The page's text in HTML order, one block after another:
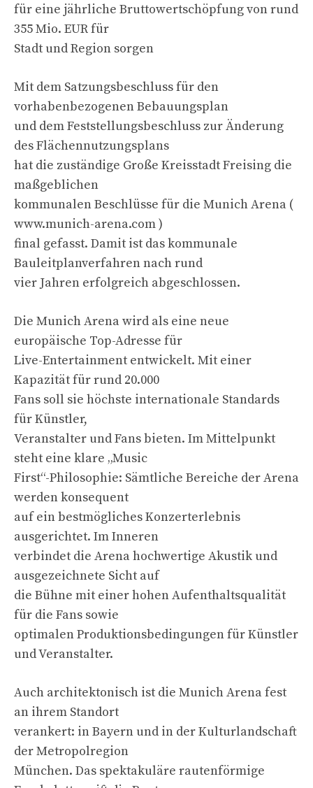
für eine jährliche Bruttowertschöpfung von rund
355 Mio. EUR für
Stadt und Region sorgen
Mit dem Satzungsbeschluss für den
vorhabenbezogenen Bebauungsplan
und dem Feststellungsbeschluss zur Änderung
des Flächennutzungsplans
hat die zuständige Große Kreisstadt Freising die
maßgeblichen
kommunalen Beschlüsse für die Munich Arena (
www.munich-arena.com )
final gefasst. Damit ist das kommunale
Bauleitplanverfahren nach rund
vier Jahren erfolgreich abgeschlossen.
Die Munich Arena wird als eine neue
europäische Top-Adresse für
Live-Entertainment entwickelt. Mit einer
Kapazität für rund 20.000
Fans soll sie höchste internationale Standards
für Künstler,
Veranstalter und Fans bieten. Im Mittelpunkt
steht eine klare „Music
First“-Philosophie: Sämtliche Bereiche der Arena
werden konsequent
auf ein bestmögliches Konzerterlebnis
ausgerichtet. Im Inneren
verbindet die Arena hochwertige Akustik und
ausgezeichnete Sicht auf
die Bühne mit einer hohen Aufenthaltsqualität
für die Fans sowie
optimalen Produktionsbedingungen für Künstler
und Veranstalter.
Auch architektonisch ist die Munich Arena fest
an ihrem Standort
verankert: in Bayern und in der Kulturlandschaft
der Metropolregion
München. Das spektakuläre rautenförmige